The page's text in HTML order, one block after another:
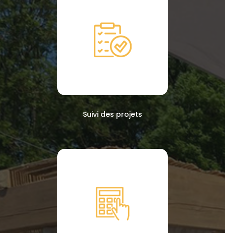
Suivi des projets